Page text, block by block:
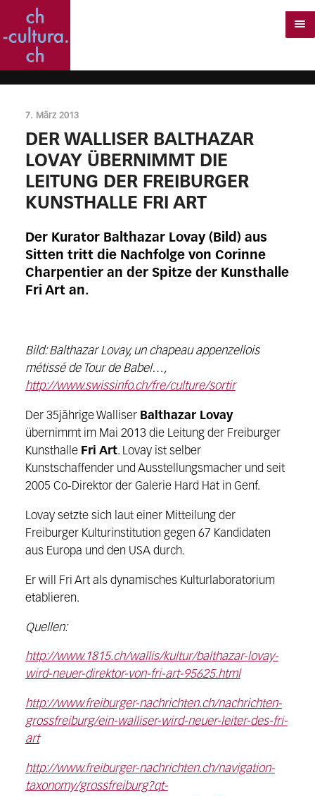
7. März 2013
DER WALLISER BALTHAZAR
LOVAY ÜBERNIMMT DIE
LEITUNG DER FREIBURGER
KUNSTHALLE FRI ART
Der Kurator Balthazar Lovay (Bild) aus
Sitten tritt die Nachfolge von Corinne
Charpentier an der Spitze der Kunsthalle
Fri Art an.
Bild: Balthazar Lovay, un chapeau appenzellois
métissé de Tour de Babel…,
http://www.swissinfo.ch/fre/culture/sortir
Der 35jährige Walliser Balthazar Lovay
übernimmt im Mai 2013 die Leitung der Freiburger
Kunsthalle Fri Art. Lovay ist selber
Kunstschaffender und Ausstellungsmacher und seit
2005 Co-Direktor der Galerie Hard Hat in Genf.
Lovay setzte sich laut einer Mitteilung der
Freiburger Kulturinstitution gegen 67 Kandidaten
aus Europa und den USA durch.
Er will Fri Art als dynamisches Kulturlaboratorium
etablieren.
Quellen:
http://www.1815.ch/wallis/kultur/balthazar-lovay-
wird-neuer-direktor-von-fri-art-95625.html
http://www.freiburger-nachrichten.ch/nachrichten-
grossfreiburg/ein-walliser-wird-neuer-leiter-des-fri-
art
http://www.freiburger-nachrichten.ch/navigation-
taxonomy/grossfreiburg?qt-